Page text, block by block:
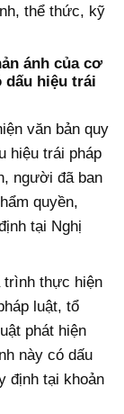
thể thức, kỹ
ánh của cơ
dấu hiệu trái
văn bản quy
hiệu trái pháp
người đã ban
quyền,
tại Nghị
trình thực hiện
luật, tổ
phát hiện
này có dấu
định tại khoản